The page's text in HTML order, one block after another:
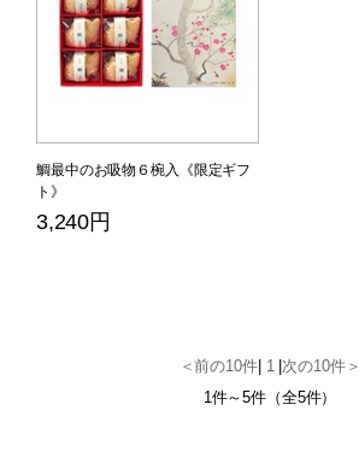
鯛最中のお吸物６椀入《限定ギフ
ト》
3,240円
＜前の10件| 1 |次の10件＞
1件～5件（全5件）